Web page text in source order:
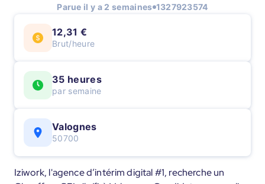
Parue il y a 2 semaines 1327923574
12,31 €
Brut/heure
35 heures
par semaine
Valognes
50700
Iziwork, l'agence d’intérim digital #1, recherche un